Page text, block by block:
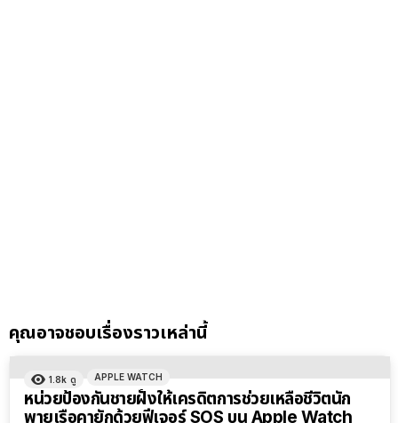
คุณอาจชอบเรื่องราวเหล่านี้
1.8k ดู APPLE WATCH
หน่วยป้องกันชายฝั่งให้เครดิตการช่วยเหลือชีวิตนัก
พายเรือคายักด้วยฟีเจอร์ SOS บน Apple Watch